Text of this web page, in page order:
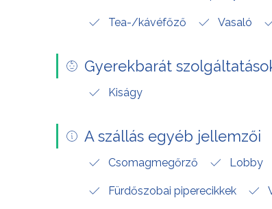
Tea-/kávéfőző Vasaló
Gyerekbarát
Kiságy
A szállás egyéb jellemzői
Csomagmegőrző Lobby
Fürdőszobai piperecikkek